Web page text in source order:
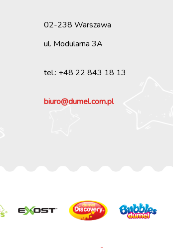
02-238 Warszawa
ul. Modularna 3A
tel.: +48 22 843 18 13
biuro@dumel.com.pl